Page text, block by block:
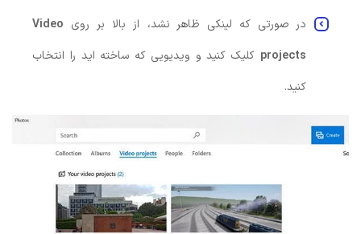
در صورتی که لینکی ظاهر نشد، از بالا بر روی Video
projects کلیک کنید و ویدیویی که ساخته اید را انتخاب
کنید.